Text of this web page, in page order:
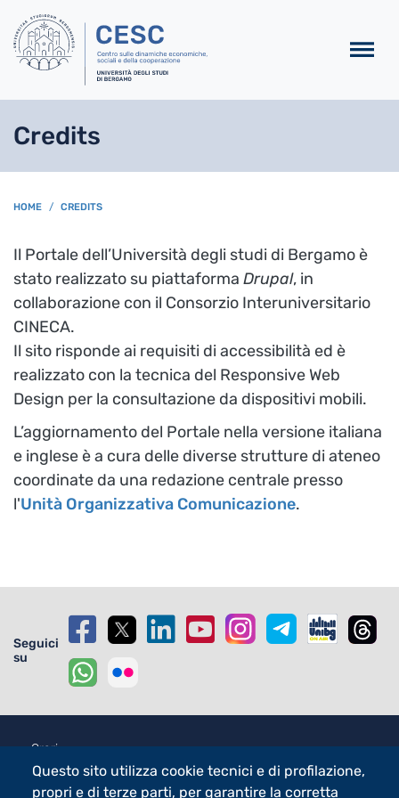
Credits
BREADCRUMB
HOME CREDITS
Il Portale dell’Università degli studi di Bergamo è
stato realizzato su piattaforma Drupal, in
collaborazione con il Consorzio Interuniversitario
CINECA.
Il sito risponde ai requisiti di accessibilità ed è
realizzato con la tecnica del Responsive Web
Design per la consultazione da dispositivi mobili.
L’aggiornamento del Portale nella versione italiana
e inglese è a cura delle diverse strutture di ateneo
coordinate da una redazione centrale presso
l'Unità Organizzativa Comunicazione.
Questo sito utilizza cookie tecnici e di profilazione,
propri e di terze parti, per garantire la corretta
Seguici
su
Footer - 2
Orari
eLearning